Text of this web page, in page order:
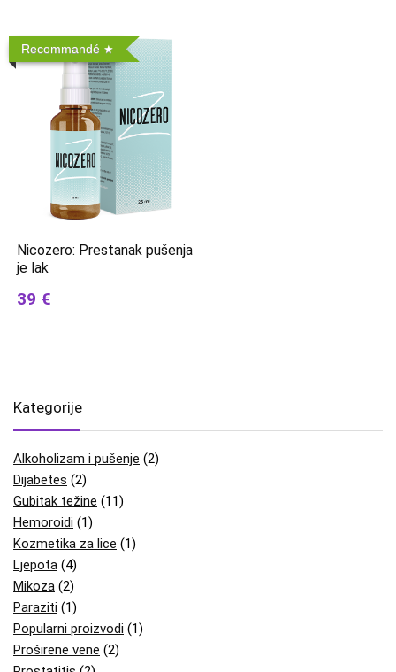
Recommandé
Nicozero: Prestanak pušenja
je lak
39 €
Kategorije
Alkoholizam i pušenje (2)
Dijabetes (2)
Gubitak težine (11)
Hemoroidi (1)
Kozmetika za lice (1)
Ljepota (4)
Mikoza (2)
Paraziti (1)
Popularni proizvodi (1)
Proširene vene (2)